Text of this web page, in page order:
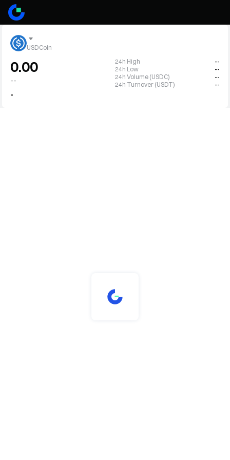
USDCoin
0.00
--
-
24h High
--
24h Low
--
24h Volume (USDC)
--
24h Turnover (USDT)
--